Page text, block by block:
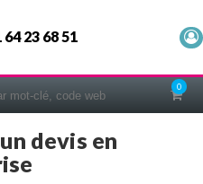
64 23 68 51
0
devis en